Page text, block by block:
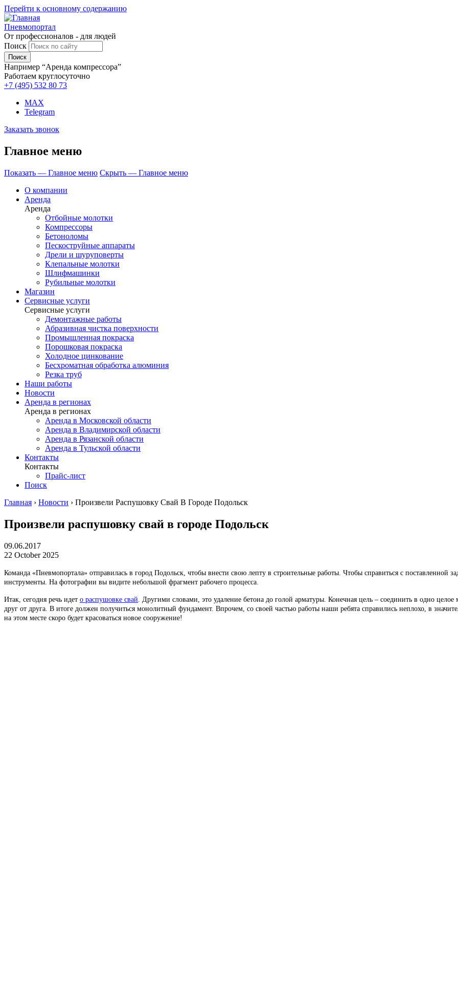
Перейти к основному содержанию
Пневмопортал
От профессионалов - для людей
Поиск
Например “Аренда компрессора”
Работаем круглосуточно
+7 (495) 532 80 73
MAX
Telegram
Заказать звонок
Главное меню
Показать — Главное меню Скрыть — Главное меню
О компании
Аренда
Аренда
Отбойные молотки
Компрессоры
Бетоноломы
Пескоструйные аппараты
Дрели и шуруповерты
Клепальные молотки
Шлифмашинки
Рубильные молотки
Магазин
Сервисные услуги
Сервисные услуги
Демонтажные работы
Абразивная чистка поверхности
Промышленная покраска
Порошковая покраска
Холодное цинкование
Бесхроматная обработка алюминия
Резка труб
Наши работы
Новости
Аренда в регионах
Аренда в регионах
Аренда в Московской области
Аренда в Владимирской области
Аренда в Рязанской области
Аренда в Тульской области
Контакты
Контакты
Прайс-лист
Поиск
Главная › Новости › Произвели Распушовку Свай В Городе Подольск
Произвели распушовку свай в городе Подольск
09.06.2017
22 October 2025
Команда «Пневмопортала» отправилась в город Подольск, чтобы внести свою лепту в строительные работы. Чтобы справиться с поставленной
инструменты. На фотографии вы видите небольшой фрагмент рабочего процесса.
Итак, сегодня речь идет о распушовке свай . Другими словами, это удаление бетона до голой арматуры. Конечная цель – соединить в одно
друг от друга. В итоге должен получиться монолитный фундамент. Впрочем, со своей частью работы наши ребята справились неплохо, в
на этом месте скоро будет красоваться новое сооружение!